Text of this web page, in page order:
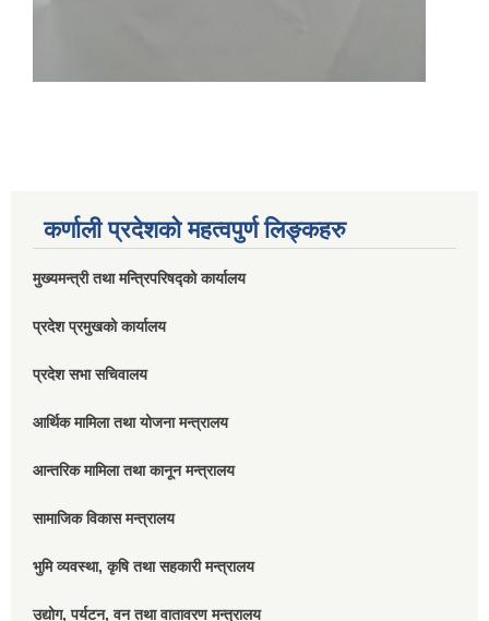
कर्णाली प्रदेशको महत्वपुर्ण लिङ्कहरु
मुख्यमन्त्री तथा मन्त्रिपरिषद्को कार्यालय
प्रदेश प्रमुखको कार्यालय
प्रदेश सभा सचिवालय
आर्थिक मामिला तथा योजना मन्त्रालय
आन्तरिक मामिला तथा कानून मन्त्रालय
सामाजिक विकास मन्त्रालय
भुमि व्यवस्था, कृषि तथा सहकारी मन्त्रालय
उद्योग, पर्यटन, वन तथा वातावरण मन्त्रालय